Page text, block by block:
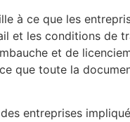
à ce que les
et les conditions
et de
que toute la
entreprises